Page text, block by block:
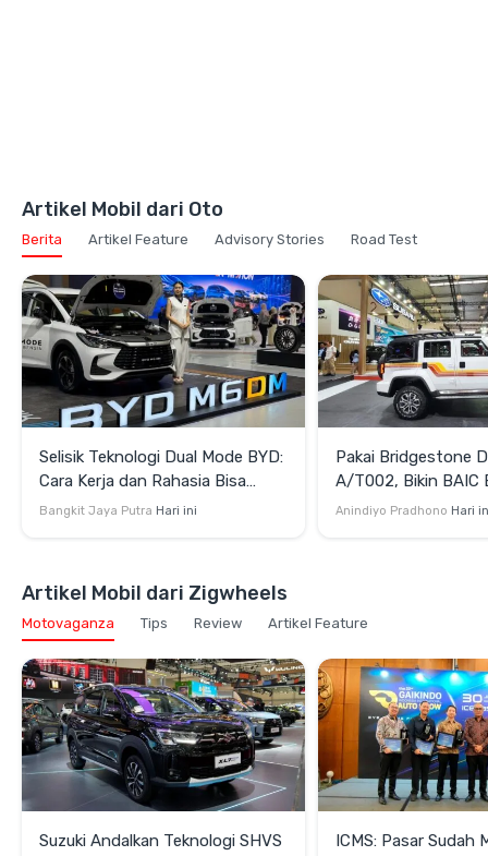
Artikel Mobil dari Oto
Berita Artikel Feature Advisory Stories Road Test
Selisik Teknologi Dual Mode BYD:
Cara Kerja dan Rahasia Bisa
Efisien juga Bertenaga
Bangkit Jaya Putra Hari ini
Pakai Bridgestone
A/T002, Bikin BAIC
Terlihat Lebih
Anindiyo Pradhono Hari
Artikel Mobil dari Zigwheels
Motovaganza Tips Review Artikel Feature
Suzuki Andalkan Teknologi SHVS
ICMS: Pasar Sudah